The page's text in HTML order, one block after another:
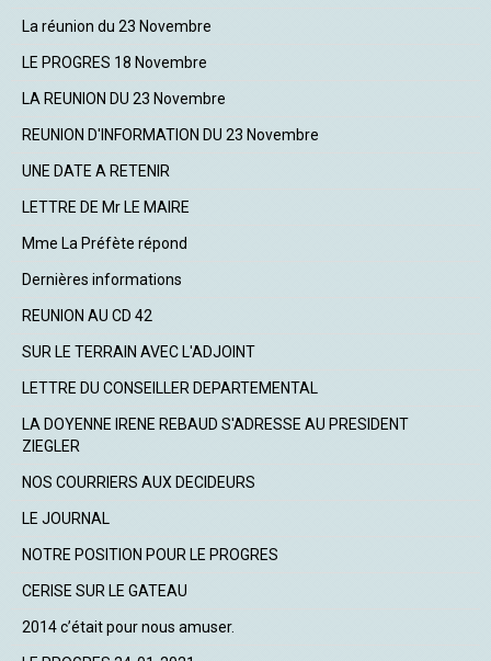
La réunion du 23 Novembre
LE PROGRES 18 Novembre
LA REUNION DU 23 Novembre
REUNION D'INFORMATION DU 23 Novembre
UNE DATE A RETENIR
LETTRE DE Mr LE MAIRE
Mme La Préfète répond
Dernières informations
REUNION AU CD 42
SUR LE TERRAIN AVEC L'ADJOINT
LETTRE DU CONSEILLER DEPARTEMENTAL
LA DOYENNE IRENE REBAUD S'ADRESSE AU PRESIDENT
ZIEGLER
NOS COURRIERS AUX DECIDEURS
LE JOURNAL
NOTRE POSITION POUR LE PROGRES
CERISE SUR LE GATEAU
2014 c’était pour nous amuser.